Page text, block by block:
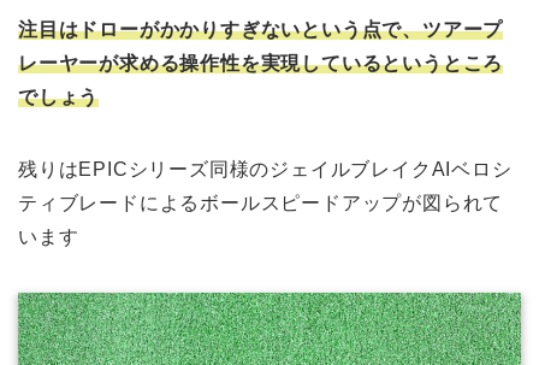
注目はドローがかかりすぎないという点で、ツアープ
レーヤーが求める操作性を実現しているというところ
でしょう
残りはEPICシリーズ同様のジェイルブレイクAIベロシ
ティブレードによるボールスピードアップが図られて
います